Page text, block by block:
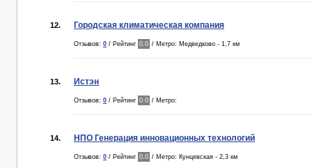
12. Городская климатическая компания
Отзывов: 0 / Рейтинг 0.0 / Метро: Медведково - 1,7 км
13. Истэн
Отзывов: 0 / Рейтинг 0.0 / Метро:
14. НПО Генерация инновационных технологий
Отзывов: 0 / Рейтинг 0.0 / Метро: Кунцевская - 2,3 км